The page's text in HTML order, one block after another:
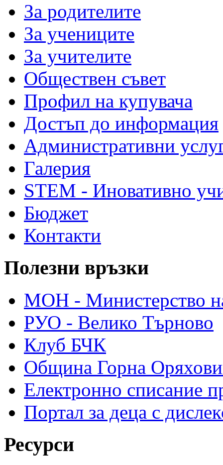
За родителите
За учениците
За учителите
Обществен съвет
Профил на купувача
Достъп до информация
Административни
Галерия
STEM - Иновативно
Бюджет
Контакти
Полезни връзки
МОН - Министерство на
РУО - Велико Търново
Клуб БЧК
Община Горна
Електронно списание
Портал за деца с
Ресурси